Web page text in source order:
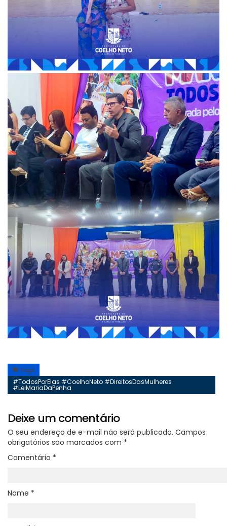
Tags
#TodosPorElas #CoelhoNeto #DireitosDasMulheres
#LeiMariaDaPenha
Deixe um comentário
O seu endereço de e-mail não será publicado. Campos
obrigatórios são marcados com *
Comentário *
Nome *